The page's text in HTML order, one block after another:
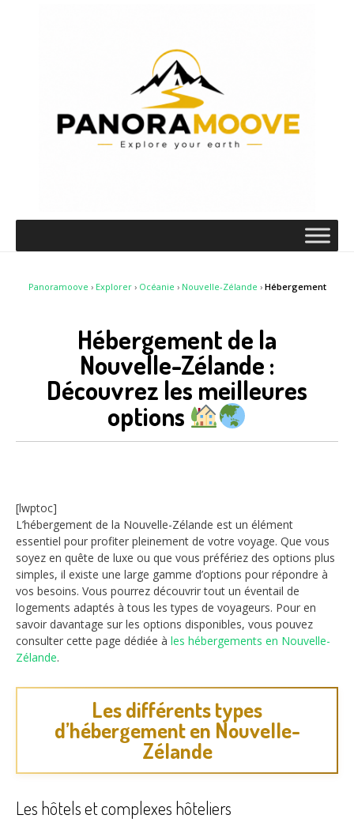
Panoramoove › Explorer› Océanie › Nouvelle-Zélande › Hébergement
Hébergement de la
Nouvelle-Zélande :
Découvrez les meilleures
options
[lwptoc]
L’hébergement de la Nouvelle-Zélande est un élément
essentiel pour profiter pleinement de votre voyage. Que vous
soyez en quête de luxe ou que vous préfériez des options plus
simples, il existe une large gamme d’options pour répondre à
vos besoins. Vous pourrez découvrir tout un éventail de
logements adaptés à tous les types de voyageurs. Pour en
savoir davantage sur les options disponibles, vous pouvez
consulter cette page dédiée à les hébergements en Nouvelle-
Zélande.
Les différents types
d’hébergement en Nouvelle-
Zélande
Les hôtels et complexes hôteliers